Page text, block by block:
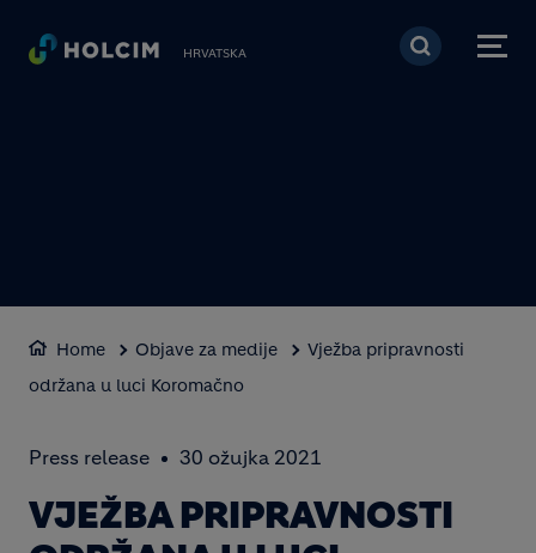
Skoči na glavni sadržaj
HRVATSKA
Home Objave za medije
Vježba pripravnosti
održana u luci Koromačno
Press release 30 ožujka 2021
VJEŽBA PRIPRAVNOSTI